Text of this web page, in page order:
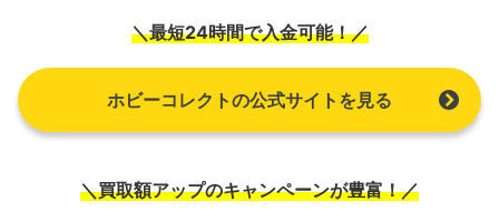
＼最短24時間で入金可能！／
ホビーコレクトの公式サイトを見る
＼買取額アップのキャンペーンが豊富！／